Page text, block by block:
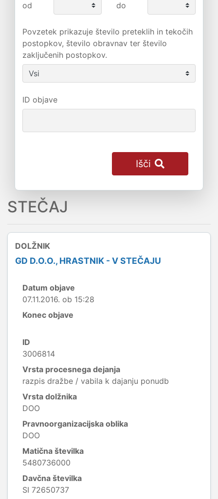
od
do
Povzetek prikazuje število preteklih in tekočih
postopkov, število obravnav ter število
zaključenih postopkov.
ID objave
Išči
STEČAJ
DOLŽNIK
GD D.O.O., HRASTNIK - V STEČAJU
Datum objave
07.11.2016. ob 15:28
Konec objave
ID
3006814
Vrsta procesnega dejanja
razpis dražbe / vabila k dajanju ponudb
Vrsta dolžnika
DOO
Pravnoorganizacijska oblika
DOO
Matična številka
5480736000
Davčna številka
SI 72650737